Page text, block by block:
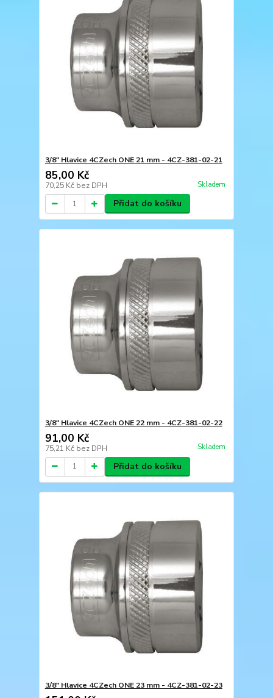
3/8" Hlavice 4CZech ONE 21 mm - 4CZ-381-02-21
85,00 Kč
70,25 Kč bez DPH Skladem
Přidat do košíku
3/8" Hlavice 4CZech ONE 22 mm - 4CZ-381-02-22
91,00 Kč
75,21 Kč bez DPH Skladem
Přidat do košíku
3/8" Hlavice 4CZech ONE 23 mm - 4CZ-381-02-23